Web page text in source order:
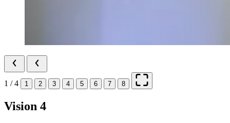
1 / 4 1 2 3 4 5 6 7 8
Vision 4